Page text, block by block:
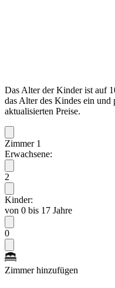
Das Alter der Kinder ist auf
das Alter des Kindes ein
aktualisierten Preise.
Zimmer 1
Erwachsene:
2
Kinder:
von 0 bis 17 Jahre
0
Zimmer hinzufügen